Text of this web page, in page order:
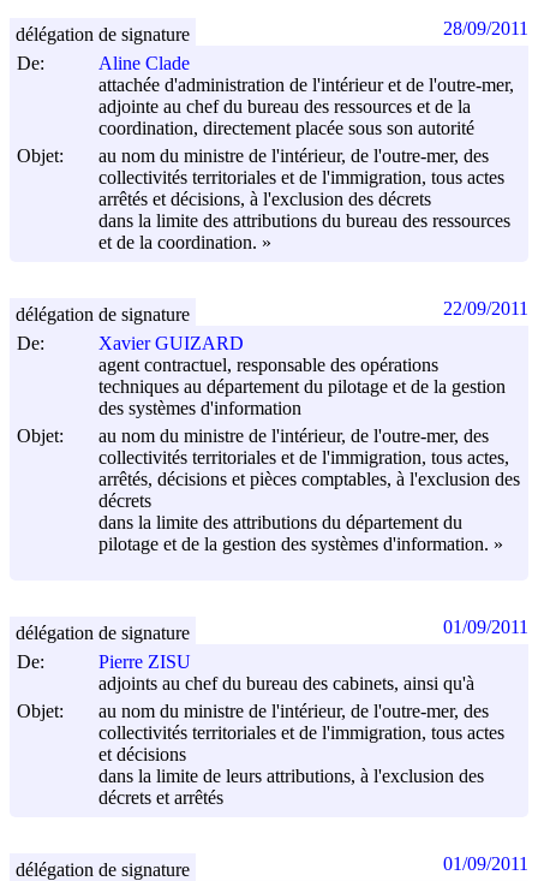
De:
Aline Clade
attachée d'administration de l'intérieur et de l'outre-mer,
adjointe au chef du bureau des ressources et de la
coordination, directement placée sous son autorité
Objet:
au nom du ministre de l'intérieur, de l'outre-mer, des
collectivités territoriales et de l'immigration, tous actes
arrêtés et décisions, à l'exclusion des décrets
dans la limite des attributions du bureau des ressources
et de la coordination. »
délégation de signature 28/09/2011
De:
Xavier GUIZARD
agent contractuel, responsable des opérations
techniques au département du pilotage et de la gestion
des systèmes d'information
Objet:
au nom du ministre de l'intérieur, de l'outre-mer, des
collectivités territoriales et de l'immigration, tous actes,
arrêtés, décisions et pièces comptables, à l'exclusion des
décrets
dans la limite des attributions du département du
pilotage et de la gestion des systèmes d'information. »
délégation de signature 22/09/2011
De:
Pierre ZISU
adjoints au chef du bureau des cabinets, ainsi qu'à
Objet:
au nom du ministre de l'intérieur, de l'outre-mer, des
collectivités territoriales et de l'immigration, tous actes
et décisions
dans la limite de leurs attributions, à l'exclusion des
décrets et arrêtés
délégation de signature 01/09/2011
délégation de signature 01/09/2011